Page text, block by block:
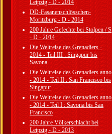
Leipzig - D - 2014
DD-Fasanenschlösschen-
Moritzburg - D - 2014
200 Jahre Gefechte bei Stolpen / S
- D - 2014
Die Weltreise des Grenadiers -
2014 - Teil III : Singapur bis
Savona
Die Weltreise des Grenadiers anno
- 2014 - Teil II : San Francisco bis
Singapur
Die Weltreise des Grenadiers anno
- 2014 - Teil I : Savona bis San
Francisco
200 Jahre Völkerschlacht bei
Leipzig - D - 2013